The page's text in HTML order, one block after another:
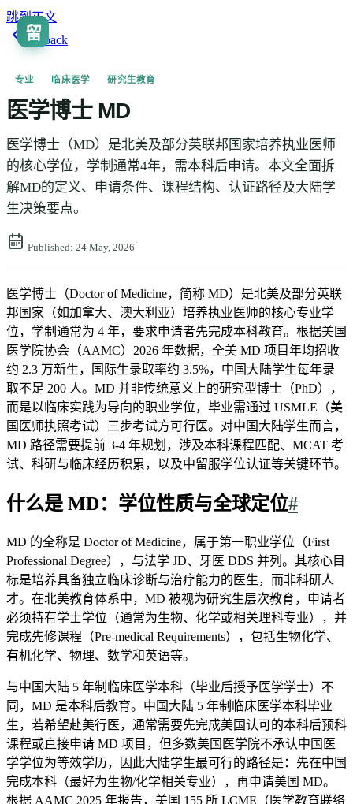
跳到正文
留
Go back
专业 临床医学 研究生教育
医学博士 MD
医学博士（MD）是北美及部分英联邦国家培养执业医师
的核心学位，学制通常4年，需本科后申请。本文全面拆
解MD的定义、申请条件、课程结构、认证路径及大陆学
生决策要点。
Published: 24 May, 2026·
医学博士（Doctor of Medicine，简称 MD）是北美及部分英联
邦国家（如加拿大、澳大利亚）培养执业医师的核心专业学
位，学制通常为 4 年，要求申请者先完成本科教育。根据美国
医学院协会（AAMC）2026 年数据，全美 MD 项目年均招收
约 2.3 万新生，国际生录取率约 3.5%，中国大陆学生每年录
取不足 200 人。MD 并非传统意义上的研究型博士（PhD），
而是以临床实践为导向的职业学位，毕业需通过 USMLE（美
国医师执照考试）三步考试方可行医。对中国大陆学生而言，
MD 路径需要提前 3-4 年规划，涉及本科课程匹配、MCAT 考
试、科研与临床经历积累，以及中留服学位认证等关键环节。
什么是 MD：学位性质与全球定位#
MD 的全称是 Doctor of Medicine，属于第一职业学位（First
Professional Degree），与法学 JD、牙医 DDS 并列。其核心目
标是培养具备独立临床诊断与治疗能力的医生，而非科研人
才。在北美教育体系中，MD 被视为研究生层次教育，申请者
必须持有学士学位（通常为生物、化学或相关理科专业），并
完成先修课程（Pre-medical Requirements），包括生物化学、
有机化学、物理、数学和英语等。
与中国大陆 5 年制临床医学本科（毕业后授予医学学士）不
同，MD 是本科后教育。中国大陆 5 年制临床医学本科毕业
生，若希望赴美行医，通常需要先完成美国认可的本科后预科
课程或直接申请 MD 项目，但多数美国医学院不承认中国医
学学位为等效学历，因此大陆学生最可行的路径是：先在中国
完成本科（最好为生物/化学相关专业），再申请美国 MD。
根据 AAMC 2025 年报告，美国 155 所 LCME（医学教育联络